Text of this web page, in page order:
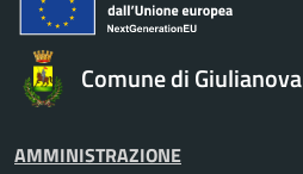
Comune di Giulianova
AMMINISTRAZIONE